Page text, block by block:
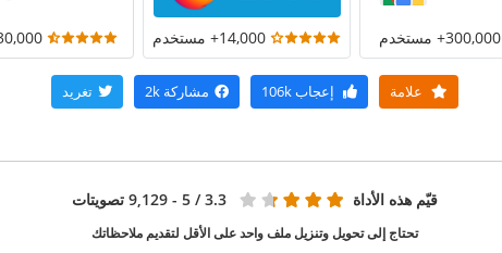
300,000+ مستخدم 14,000+ مستخدم 30,000+
علامة إعجاب مشاركة 2k تغريد
قيّم هذه الأداة 3.3 / 5 - 9,129 تصويتات
تحتاج إلى تحويل وتنزيل ملف واحد على الأقل لتقديم ملاحظاتك